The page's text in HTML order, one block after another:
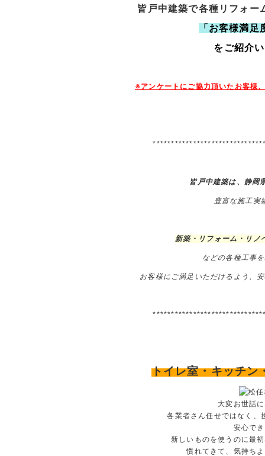
皆戸中建築で各種リフォー
「お客様満
をご紹介
※アンケートにご協力頂いたお客様
皆戸中建築は、静岡
豊富な施工実
新築・リフォーム・リノ
などの各種工事
お客様にご満足いただけるよう、
トイレ室・キッチン
大変お世話
各業者さん任せではなく、
安心で
新しいものを使うのに最
慣れてきて、気持ち